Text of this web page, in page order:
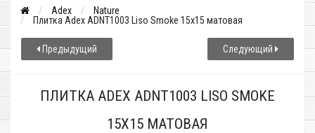
Adex
Nature
Плитка Adex ADNT1003 Liso Smoke 15x15 матовая
Предыдущий Следующий
ПЛИТКА ADEX ADNT1003 LISO SMOKE
15X15 МАТОВАЯ